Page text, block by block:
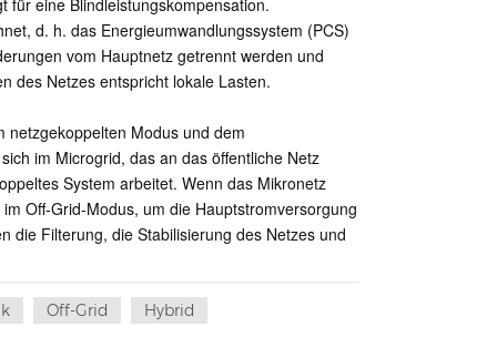
für eine Blindleistungskompensation.
d. h. das Energieumwandlungssystem (PCS)
vom Hauptnetz getrennt werden und
des Netzes entspricht lokale Lasten.
netzgekoppelten Modus und dem
im Microgrid, das an das öffentliche Netz
System arbeitet. Wenn das Mikronetz
Off-Grid-Modus, um die Hauptstromversorgung
die Filterung, die Stabilisierung des Netzes und
Off-Grid Hybrid